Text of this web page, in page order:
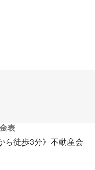
表
ら徒歩3分》不動産会